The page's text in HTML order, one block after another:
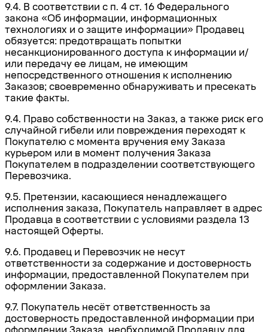
9.4. В соответствии с п. 4 ст. 16 Федерального
закона «Об информации, информационных
технологиях и о защите информации» Продавец
обязуется: предотвращать попытки
несанкционированного доступа к информации и/
или передачу ее лицам, не имеющим
непосредственного отношения к исполнению
Заказов; своевременно обнаруживать и пресекать
такие факты.
9.4. Право собственности на Заказ, а также риск его
случайной гибели или повреждения переходят к
Покупателю с момента вручения ему Заказа
курьером или в момент получения Заказа
Покупателем в подразделении соответствующего
Перевозчика.
9.5. Претензии, касающиеся ненадлежащего
исполнения заказа, Покупатель направляет в адрес
Продавца в соответствии с условиями раздела 13
настоящей Оферты.
9.6. Продавец и Перевозчик не несут
ответственности за содержание и достоверность
информации, предоставленной Покупателем при
оформлении Заказа.
9.7. Покупатель несёт ответственность за
достоверность предоставленной информации при